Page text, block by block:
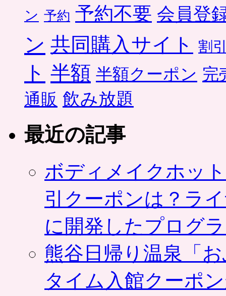
ン 予約 予約不要 会員登
ン 共同購入サイト 割
ト 半額 半額クーポン 完
通販 飲み放題
最近の記事
ボディメイクホッ
引クーポンは？ラ
に開発したプログ
熊谷日帰り温泉「
タイム入館クーポ